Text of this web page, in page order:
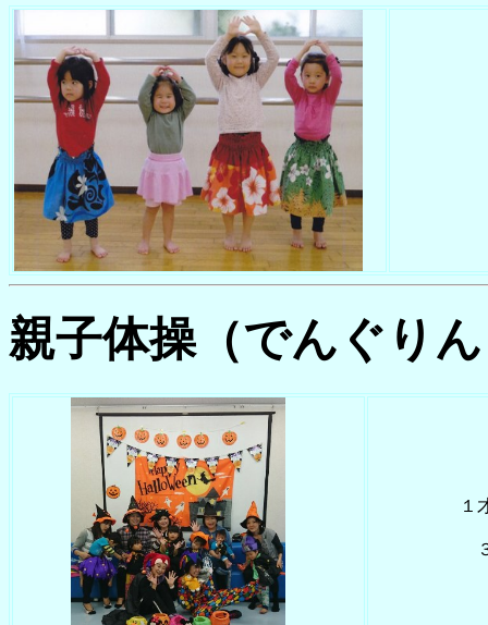
親子体操（でんぐり
１